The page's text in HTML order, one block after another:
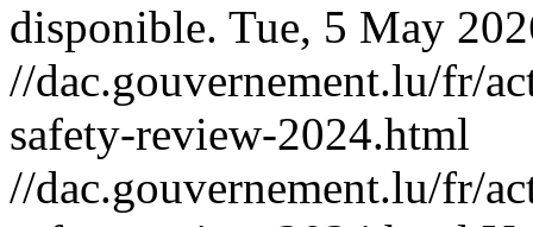
disponible. Tue, 5 May
//dac.gouvernement.lu/fr/
safety-review-2024.html
//dac.gouvernement.lu/fr/